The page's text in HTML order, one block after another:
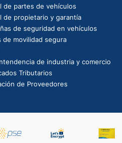
de partes de vehículos
de propietario y garantía
de seguridad en vehículos
de movilidad segura
de industria y comercio
Tributarios
de Proveedores